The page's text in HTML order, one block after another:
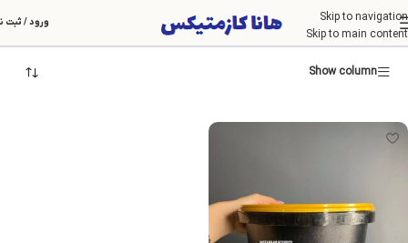
Skip to navigation
Skip to main content
ورود / ثبت رنگ مو
Show column